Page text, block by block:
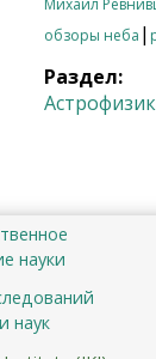
обзоры неба |
Раздел:
науки
наук